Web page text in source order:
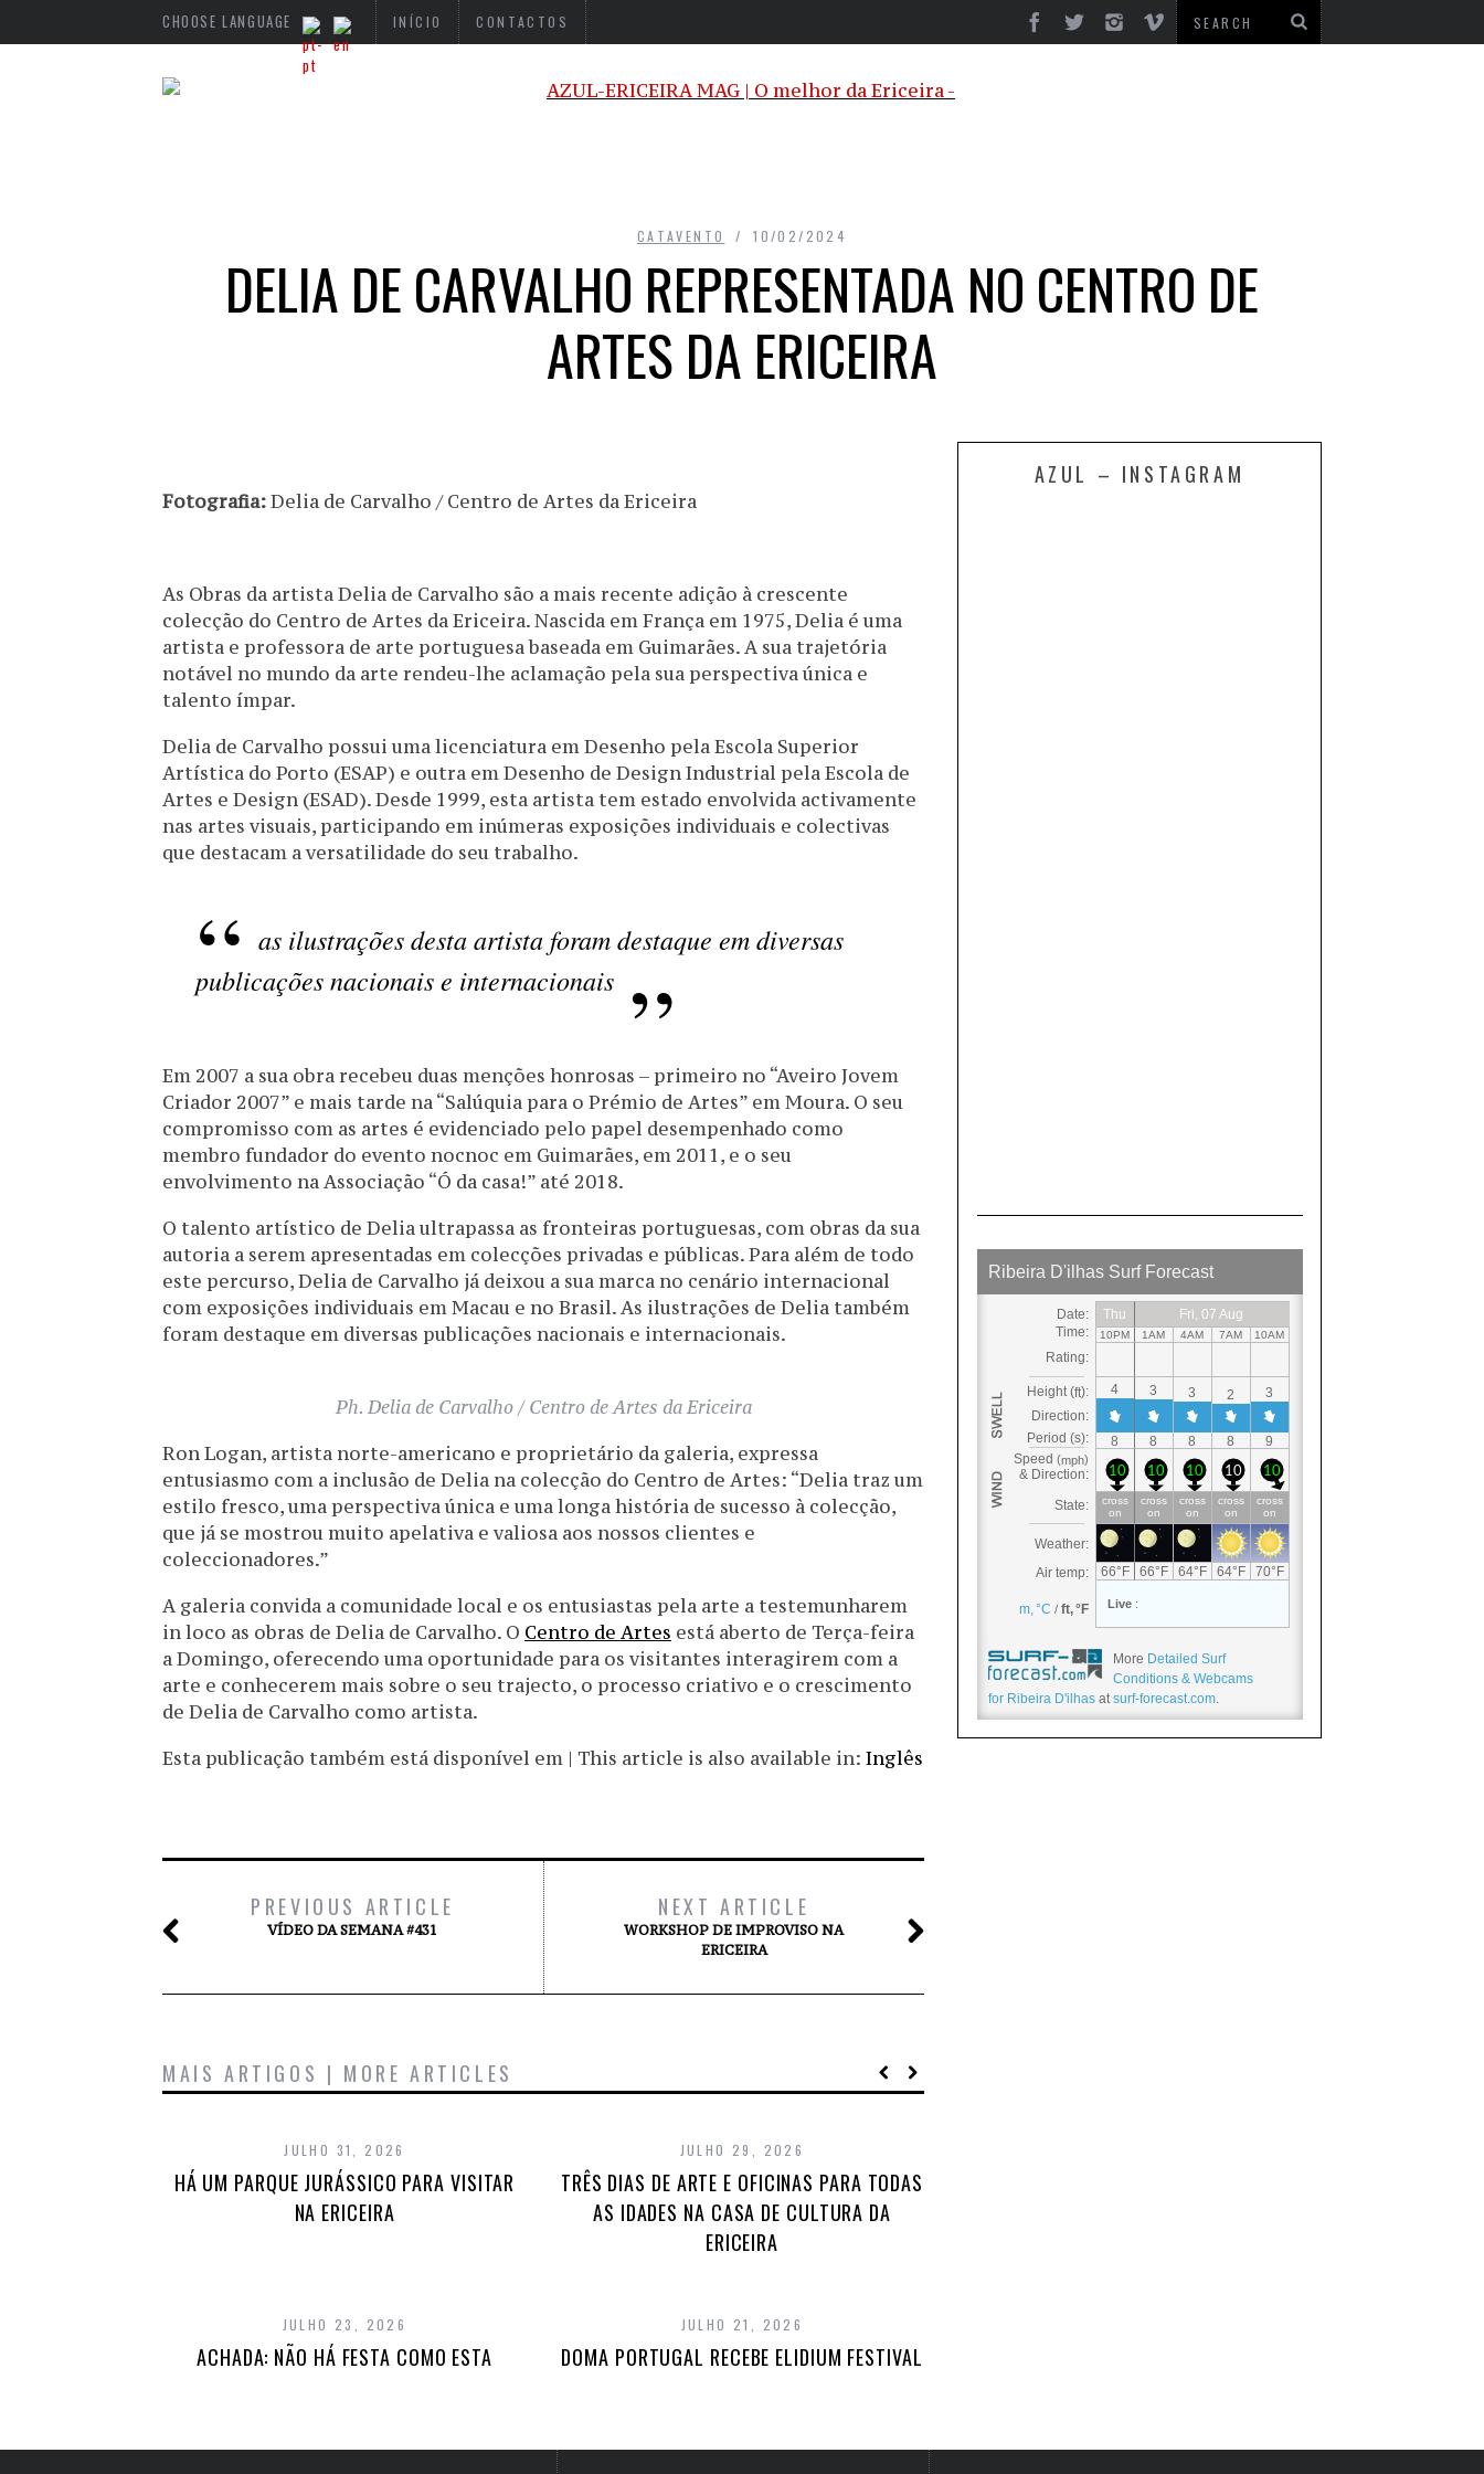
CHOOSE LANGUAGE INÍCIO CONTACTOS
CATAVENTO 10/02/2024
DELIA DE CARVALHO REPRESENTADA NO CENTRO DE
ARTES DA ERICEIRA
Fotografia:Delia de Carvalho / Centro de Artes da Ericeira
As Obras da artista Delia de Carvalho são a mais recente adição à crescente
colecção do Centro de Artes da Ericeira. Nascida em França em 1975, Delia é uma
artista e professora de arte portuguesa baseada em Guimarães. A sua trajetória
notável no mundo da arte rendeu-lhe aclamação pela sua perspectiva única e
talento ímpar.
Delia de Carvalho possui uma licenciatura em Desenho pela Escola Superior
Artística do Porto (ESAP) e outra em Desenho de Design Industrial pela Escola de
Artes e Design (ESAD). Desde 1999, esta artista tem estado envolvida activamente
nas artes visuais, participando em inúmeras exposições individuais e colectivas
que destacam a versatilidade do seu trabalho.
as ilustrações desta artista foram destaque em diversas
publicações nacionais e internacionais
Em 2007 a sua obra recebeu duas menções honrosas – primeiro no “Aveiro Jovem
Criador 2007” e mais tarde na “Salúquia para o Prémio de Artes” em Moura. O seu
compromisso com as artes é evidenciado pelo papel desempenhado como
membro fundador do evento nocnoc em Guimarães, em 2011, e o seu
envolvimento na Associação “Ó da casa!” até 2018.
O talento artístico de Delia ultrapassa as fronteiras portuguesas, com obras da sua
autoria a serem apresentadas em colecções privadas e públicas. Para além de todo
este percurso, Delia de Carvalho já deixou a sua marca no cenário internacional
com exposições individuais em Macau e no Brasil. As ilustrações de Delia também
foram destaque em diversas publicações nacionais e internacionais.
Ph. Delia de Carvalho / Centro de Artes da Ericeira
Ron Logan, artista norte-americano e proprietário da galeria, expressa
entusiasmo com a inclusão de Delia na colecção do Centro de Artes: “Delia traz um
estilo fresco, uma perspectiva única e uma longa história de sucesso à colecção,
que já se mostrou muito apelativa e valiosa aos nossos clientes e
coleccionadores.”
A galeria convida a comunidade local e os entusiastas pela arte a testemunharem
in loco as obras de Delia de Carvalho. O Centro de Artes está aberto de Terça-feira
a Domingo, oferecendo uma oportunidade para os visitantes interagirem com a
arte e conhecerem mais sobre o seu trajecto, o processo criativo e o crescimento
de Delia de Carvalho como artista.
Esta publicação também está disponível em | This article is also available in: Inglês
PREVIOUS ARTICLE
VÍDEO DA SEMANA #431
NEXT ARTICLE
WORKSHOP DE IMPROVISO NA
ERICEIRA
MAIS ARTIGOS | MORE ARTICLES
JULHO 31, 2026
HÁ UM PARQUE JURÁSSICO PARA VISITAR
NA ERICEIRA
JULHO 29, 2026
TRÊS DIAS DE ARTE E OFICINAS PARA TODAS
AS IDADES NA CASA DE CULTURA DA
ERICEIRA
JULHO 23, 2026
ACHADA: NÃO HÁ FESTA COMO ESTA
JULHO 21, 2026
DOMA PORTUGAL RECEBE ELIDIUM FESTIVAL
AZUL – INSTAGRAM
More Detailed Surf
Conditions & Webcams
for Ribeira D'ilhas at surf-forecast.com.